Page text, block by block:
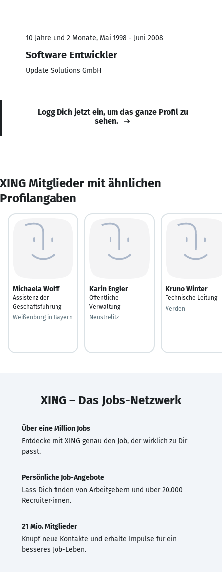
10 Jahre und 2 Monate, Mai 1998 - Juni 2008
Software Entwickler
Update Solutions GmbH
Logg Dich jetzt ein, um das ganze Profil zu
sehen.
XING Mitglieder mit ähnlichen
Profilangaben
Michaela Wolff
Assistenz der
Geschäftsführung
Weißenburg in Bayern
Karin Engler
Öffentliche
Verwaltung
Neustrelitz
Kruno Winter
Technische Leitung
Verden
XING – Das Jobs-Netzwerk
Über eine Million Jobs
Entdecke mit XING genau den Job, der wirklich zu Dir
passt.
Persönliche Job-Angebote
Lass Dich finden von Arbeitgebern und über 20.000
Recruiter·innen.
21 Mio. Mitglieder
Knüpf neue Kontakte und erhalte Impulse für ein
besseres Job-Leben.